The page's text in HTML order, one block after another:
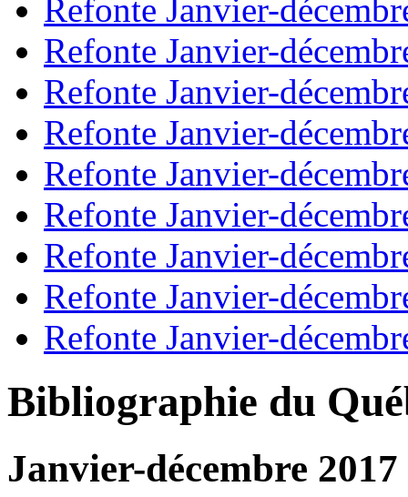
Refonte Janvier-
Refonte Janvier-
Refonte Janvier-
Refonte Janvier-
Refonte Janvier-
Refonte Janvier-
Refonte Janvier-
Refonte Janvier-
Refonte Janvier-
Bibliographie du
Janvier-décembre 2017